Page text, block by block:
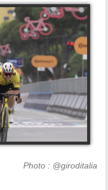
Photo : @giroditalia